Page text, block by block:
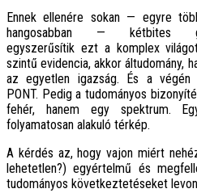
Ennek ellenére sokan — egyre
hangosabban — kétbites
egyszerűsítik ezt a komplex
szintű evidencia, akkor áltudomány,
az egyetlen igazság. És a végén
PONT. Pedig a tudományos
fehér, hanem egy spektrum.
folyamatosan alakuló térkép.
A kérdés az, hogy vajon miért
lehetetlen?) egyértelmű és
tudományos következtetéseket